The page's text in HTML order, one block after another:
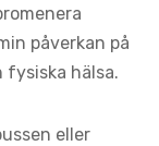
påverkan på
hälsa.
eller